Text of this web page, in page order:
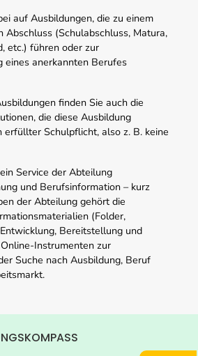
auf Ausbildungen, die zu einem
Abschluss (Schulabschluss, Matura,
etc.) führen oder zur
eines anerkannten Berufes
finden Sie auch die
die diese Ausbildung
erfüllter Schulpflicht, also z. B. keine
Service der Abteilung
und Berufsinformation – kurz
der Abteilung gehört die
(Folder,
Bereitstellung und
Instrumenten zur
Suche nach Ausbildung, Beruf